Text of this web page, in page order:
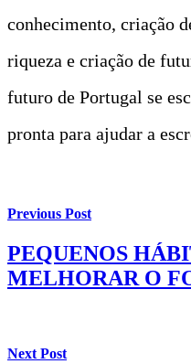
conhecimento, criação
riqueza e criação de
futuro de Portugal se
pronta para ajudar a
Previous Post
PEQUENOS
MELHORAR O
Next Post